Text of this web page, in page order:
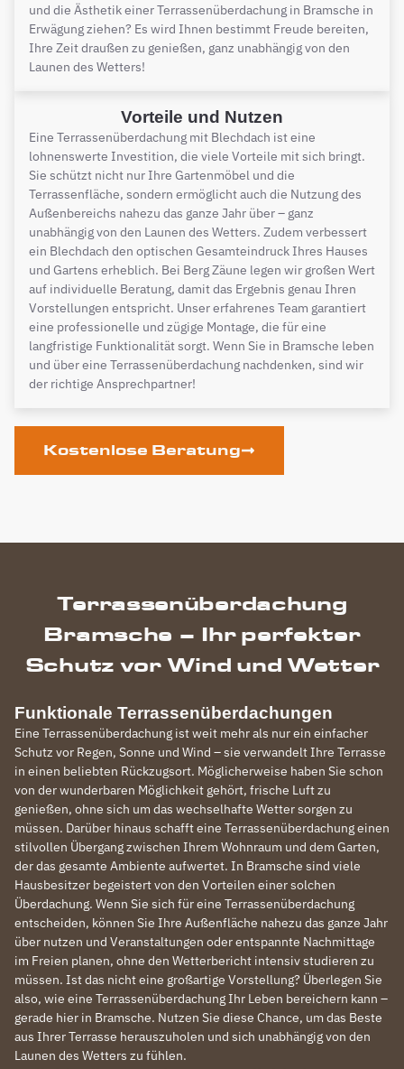
und die Ästhetik einer Terrassenüberdachung in Bramsche in
Erwägung ziehen? Es wird Ihnen bestimmt Freude bereiten,
Ihre Zeit draußen zu genießen, ganz unabhängig von den
Launen des Wetters!
Vorteile und Nutzen
Eine Terrassenüberdachung mit Blechdach ist eine
lohnenswerte Investition, die viele Vorteile mit sich bringt.
Sie schützt nicht nur Ihre Gartenmöbel und die
Terrassenfläche, sondern ermöglicht auch die Nutzung des
Außenbereichs nahezu das ganze Jahr über – ganz
unabhängig von den Launen des Wetters. Zudem verbessert
ein Blechdach den optischen Gesamteindruck Ihres Hauses
und Gartens erheblich. Bei Berg Zäune legen wir großen Wert
auf individuelle Beratung, damit das Ergebnis genau Ihren
Vorstellungen entspricht. Unser erfahrenes Team garantiert
eine professionelle und zügige Montage, die für eine
langfristige Funktionalität sorgt. Wenn Sie in Bramsche leben
und über eine Terrassenüberdachung nachdenken, sind wir
der richtige Ansprechpartner!
Kostenlose Beratung
Terrassenüberdachung
Bramsche – Ihr perfekter
Schutz vor Wind und Wetter
Funktionale Terrassenüberdachungen
Eine Terrassenüberdachung ist weit mehr als nur ein einfacher
Schutz vor Regen, Sonne und Wind – sie verwandelt Ihre Terrasse
in einen beliebten Rückzugsort. Möglicherweise haben Sie schon
von der wunderbaren Möglichkeit gehört, frische Luft zu
genießen, ohne sich um das wechselhafte Wetter sorgen zu
müssen. Darüber hinaus schafft eine Terrassenüberdachung einen
stilvollen Übergang zwischen Ihrem Wohnraum und dem Garten,
der das gesamte Ambiente aufwertet. In Bramsche sind viele
Hausbesitzer begeistert von den Vorteilen einer solchen
Überdachung. Wenn Sie sich für eine Terrassenüberdachung
entscheiden, können Sie Ihre Außenfläche nahezu das ganze Jahr
über nutzen und Veranstaltungen oder entspannte Nachmittage
im Freien planen, ohne den Wetterbericht intensiv studieren zu
müssen. Ist das nicht eine großartige Vorstellung? Überlegen Sie
also, wie eine Terrassenüberdachung Ihr Leben bereichern kann –
gerade hier in Bramsche. Nutzen Sie diese Chance, um das Beste
aus Ihrer Terrasse herauszuholen und sich unabhängig von den
Launen des Wetters zu fühlen.